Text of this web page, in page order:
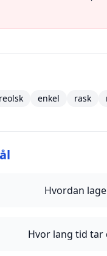
enkel rask
Hvordan
Hvor lang tid tar